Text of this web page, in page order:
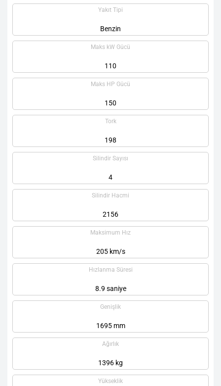
Yakıt Tipi
Benzin
Maks kW Gücü
110
Maks HP Gücü
150
Tork
198
Silindir Sayısı
4
Silindir Hacmi
2156
Maksimum Hız
205 km/s
Hızlanma Süresi
8.9 saniye
Genişlik
1695 mm
Ağırlık
1396 kg
Yükseklik